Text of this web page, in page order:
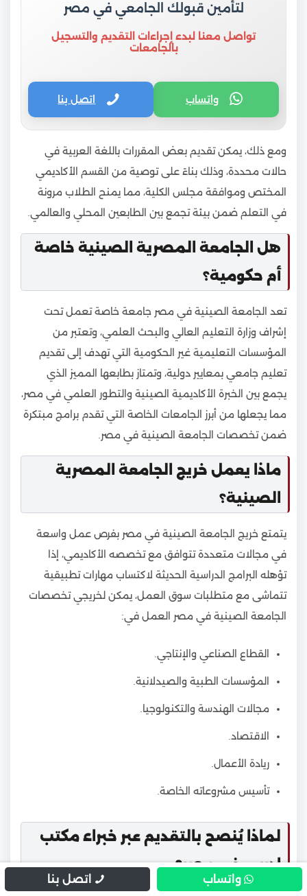
لتأمين قبولك الجامعي في مصر
تواصل معنا لبدء إجراءات التقديم والتسجيل
بالجامعات
واتساب اتصل بنا
ومع ذلك، يمكن تقديم بعض المقررات باللغة العربية في
حالات محددة، وذلك بناءً على توصية من القسم الأكاديمي
المختص وموافقة مجلس الكلية، مما يمنح الطلاب مرونة
في التعلم ضمن بيئة تجمع بين الطابعين المحلي والعالمي.
هل الجامعة المصرية الصينية خاصة
أم حكومية؟
تعد الجامعة الصينية في مصر جامعة خاصة تعمل تحت
إشراف وزارة التعليم العالي والبحث العلمي، وتعتبر من
المؤسسات التعليمية غير الحكومية التي تهدف إلى تقديم
تعليم جامعي بمعايير دولية، وتمتاز بطابعها المميز الذي
يجمع بين الخبرة الأكاديمية الصينية والتطور العلمي في مصر،
مما يجعلها من أبرز الجامعات الخاصة التي تقدم برامج مبتكرة
ضمن تخصصات الجامعة الصينية في مصر.
ماذا يعمل خريج الجامعة المصرية
الصينية؟
يتمتع خريج الجامعة الصينية في مصر بفرص عمل واسعة
في مجالات متعددة تتوافق مع تخصصه الأكاديمي، إذا
تؤهله البرامج الدراسية الحديثة لاكتساب مهارات تطبيقية
تتماشى مع متطلبات سوق العمل، يمكن لخريجي تخصصات
الجامعة الصينية في مصر العمل في:
القطاع الصناعي والإنتاجي.
المؤسسات الطبية والصيدلانية.
مجالات الهندسة والتكنولوجيا.
الاقتصاد.
ريادة الأعمال.
تأسيس مشروعاته الخاصة.
لماذا يُنصح بالتقديم عبر خبراء مكتب
ادرس في مصر؟
واتساب اتصل بنا